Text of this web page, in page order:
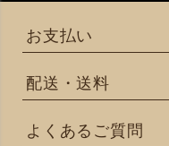
お支払い
配送・送料
よくあるご質問